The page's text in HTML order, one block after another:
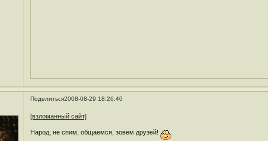
Поделиться2008-08-29 18:26:40
[взломанный сайт]
Народ, не спим, общаемся, зовем друзей!